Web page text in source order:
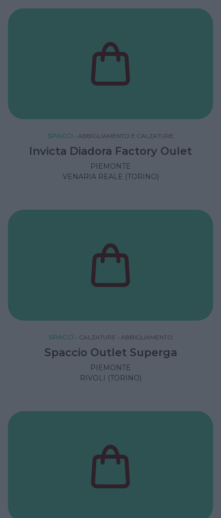
SPACCI • ABBIGLIAMENTO E CALZATURE
Invicta Diadora Factory Oulet
PIEMONTE
VENARIA REALE (TORINO)
SPACCI • CALZATURE • ABBIGLIAMENTO
Spaccio Outlet Superga
PIEMONTE
RIVOLI (TORINO)